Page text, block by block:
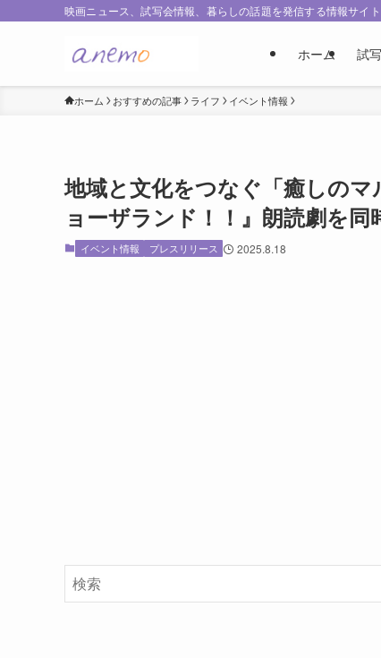
映画ニュース、試写会情報、暮らしの話題を発信する情報サイト
ホーム 試
ホーム おすすめの記事 ライフ イベント情報
地域と文化をつなぐ「癒しの
ョーザランド！！』朗読劇を同
イベント情報 プレスリリース 2025.8.18